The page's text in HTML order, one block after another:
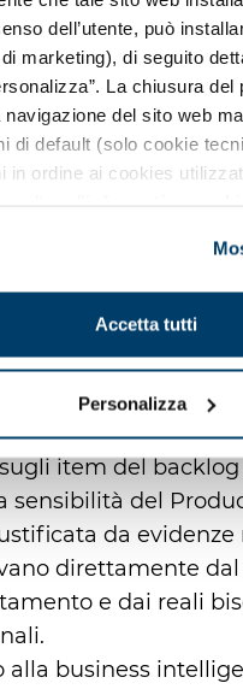
dell’utente, può
marketing), di seguito
La chiusura del
del sito web
di default (solo cookie
in ordine ai cookies
il pulsante presente a
web.
Accetta tutti
Personalizza
di risposta e il
applicative
essere estratti e
che arriva
esempio
è
il businessdato
ricavate da esse,
dell’utilizzo
possono servire
"data driven
item del backlog
sensibilità del
da evidenze
direttamente dal
e dai reali
alla business